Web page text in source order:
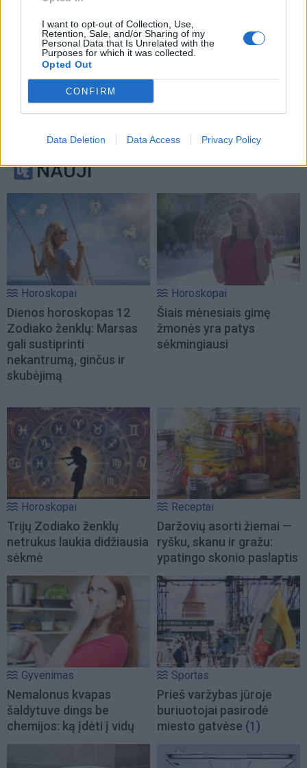
I want to opt-out of Collection, Use,
Retention, Sale, and/or Sharing of my
Personal Data that Is Unrelated with the
Purposes for which it was collected.
Opted Out
CONFIRM
Data Deletion Data Access Privacy Policy
NAUJI
Horoskopai
Dienos horoskopas 12
Zodiako ženklų: Marsas
gali sustiprinti
nekantrumą, ginčus ir
skubėjimą
Horoskopai
Šiais mėnesiais gimę
žmonės yra patys
sėkmingiausi
Horoskopai
Trijų Zodiako ženklų
netrukus laukia didžiausia
sėkmė
Receptai
Daržovių asorti žiemai —
ryšku, skanu ir gražu:
ypatingo skonio paslaptis
Gyvenimas
Nemalonus kvapas
šaldytuve dings be
chemijos: ką įdėti į vidų
Sportas
Prieš varžybas jūroje
buriuotojai pasirodė
miesto gatvėse (1)